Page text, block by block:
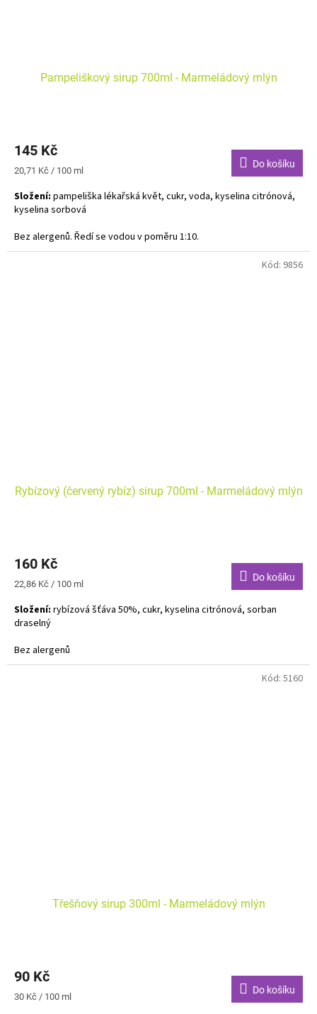
Pampeliškový sirup 700ml - Marmeládový mlýn
145 Kč
Měrná
20,71 Kč / 100 ml
Do košíku
Složení: pampeliška lékařská květ, cukr, voda, kyselina citrónová,
kyselina sorbová
Bez alergenů. Ředí se vodou v poměru 1:10.
Rybízový (červený rybíz) sirup 700ml - Marmeládový mlýn
160 Kč
Měrná
22,86 Kč / 100 ml
Do košíku
Složení: rybízová šťáva 50%, cukr, kyselina citrónová, sorban
draselný
Bez alergenů
Kód: 9856
Třešňový sirup 300ml - Marmeládový mlýn
90 Kč
Měrná
30 Kč / 100 ml
Do košíku
Kód: 5160